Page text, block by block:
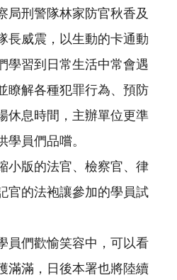
局刑警隊林家防官秋香及
長威震，以生動的卡通動
學習到日常生活中常會遇
瞭解各種犯罪行為、預防
休息時間，主辦單位更準
學員們品嚐。
小版的法官、檢察官、律
官的法袍讓參加的學員試
員們歡愉笑容中，可以看
滿滿，日後本署也將陸續